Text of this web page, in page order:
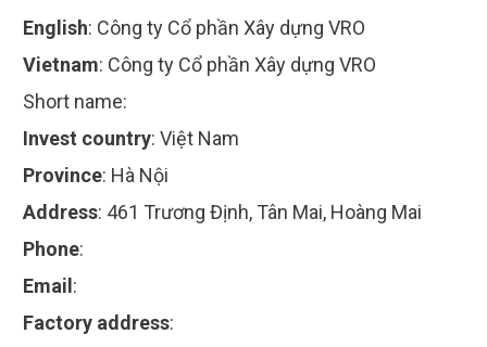
English: Công ty Cổ phần Xây dựng VRO
Vietnam: Công ty Cổ phần Xây dựng VRO
Short name:
Invest country: Việt Nam
Province: Hà Nội
Address: 461 Trương Định, Tân Mai, Hoàng Mai
Phone:
Email :
Factory address: